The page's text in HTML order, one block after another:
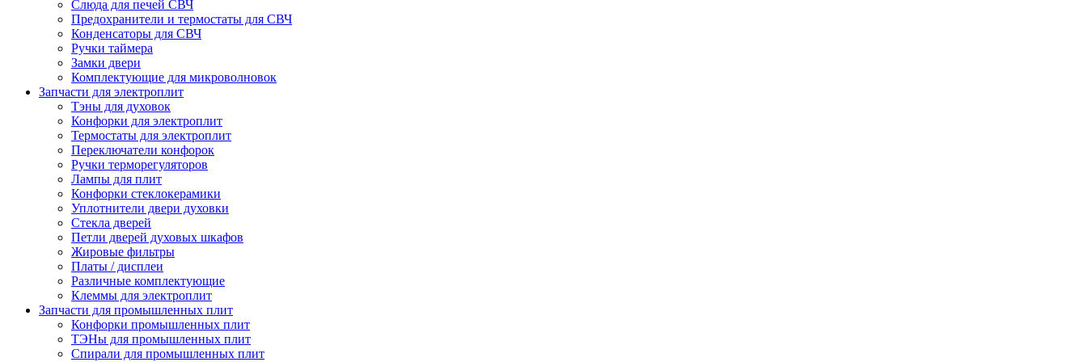
Слюда для печей СВЧ
Предохранители и термостаты для СВЧ
Конденсаторы для СВЧ
Ручки таймера
Замки двери
Комплектующие для микроволновок
Запчасти для электроплит
Тэны для духовок
Конфорки для электроплит
Термостаты для электроплит
Переключатели конфорок
Ручки терморегуляторов
Лампы для плит
Конфорки стеклокерамики
Уплотнители двери духовки
Стекла дверей
Петли дверей духовых шкафов
Жировые фильтры
Платы / дисплеи
Различные комплектующие
Клеммы для электроплит
Запчасти для промышленных плит
Конфорки промышленных плит
ТЭНы для промышленных плит
Спирали для промышленных плит